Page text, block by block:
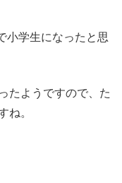
小学生になったと思
たようですので、た
ね。